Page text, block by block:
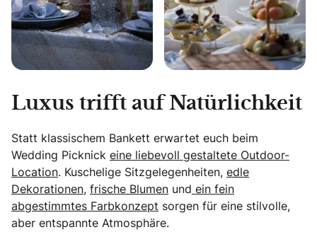
Luxus trifft auf Natürlichkeit
Statt klassischem Bankett erwartet euch beim
Wedding Picknick eine liebevoll gestaltete Outdoor-
Location. Kuschelige Sitzgelegenheiten, edle
Dekorationen, frische Blumen und ein fein
abgestimmtes Farbkonzept sorgen für eine stilvolle,
aber entspannte Atmosphäre.